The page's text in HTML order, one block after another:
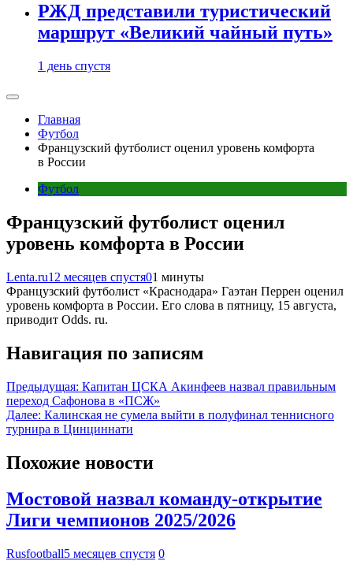
РЖД представили туристический
маршрут «Великий чайный путь»
1 день спустя
Главная
Футбол
Французский футболист оценил уровень комфорта
в России
Футбол
Французский футболист оценил
уровень комфорта в России
Lenta.ru12 месяцев спустя01 минуты
Французский футболист «Краснодара» Гаэтан Перрен оценил
уровень комфорта в России. Его слова в пятницу, 15 августа,
приводит Odds. ru.
Навигация по записям
Предыдущая: Капитан ЦСКА Акинфеев назвал правильным
переход Сафонова в «ПСЖ»
Далее: Калинская не сумела выйти в полуфинал теннисного
турнира в Цинциннати
Похожие новости
Мостовой назвал команду-открытие
Лиги чемпионов 2025/2026
Rusfootball5 месяцев спустя 0